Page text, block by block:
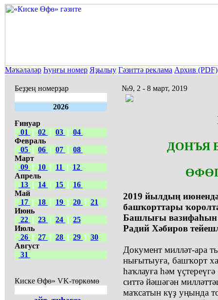
Мәҡәләләр Һуңғы номер Яҙылыу Гәзиттә реклама Архив (PDF)
Беҙҙең номерҙар
2026
Ғинуар
01
| 02 | 03 | 04
Февраль
05 | 06 | 07 | 08
Март
09 | 10 | 11 |
12
Апрель
13 | 14 | 15 |
16
Май
17 | 18 | 19 | 20 | 21
Июнь
22 | 23 | 24 | 25
Июль
26 | 27 | 28 | 29 | 30
Август
31
Киске Өфө» VK-төркөмө
№9, 2 - 8 март, 2019
ДОНЪЯ
2019 йылдың
башҡорттары
Башлығы
Радий Хәбиров
Документ милләт-ара
нығытыуға, башҡорт
һаҡлауға һәм
ситтә йәшәгән
маҡсатын күҙ уңында